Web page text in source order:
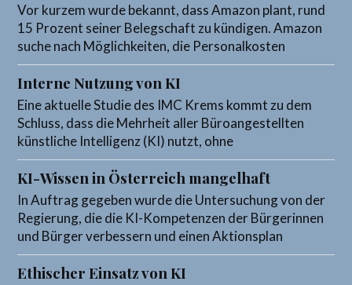
Vor kurzem wurde bekannt, dass Amazon plant, rund
15 Prozent seiner Belegschaft zu kündigen. Amazon
suche nach Möglichkeiten, die Personalkosten
Interne Nutzung von KI
Eine aktuelle Studie des IMC Krems kommt zu dem
Schluss, dass die Mehrheit aller Büroangestellten
künstliche Intelligenz (KI) nutzt, ohne
KI-Wissen in Österreich mangelhaft
In Auftrag gegeben wurde die Untersuchung von der
Regierung, die die KI-Kompetenzen der Bürgerinnen
und Bürger verbessern und einen Aktionsplan
Ethischer Einsatz von KI